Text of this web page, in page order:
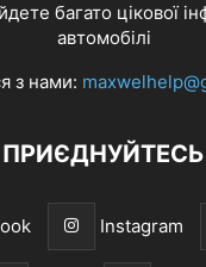
багато цікової
автомобілі
з нами:
ПРИЄДНУЙТЕСЬ
Instagram